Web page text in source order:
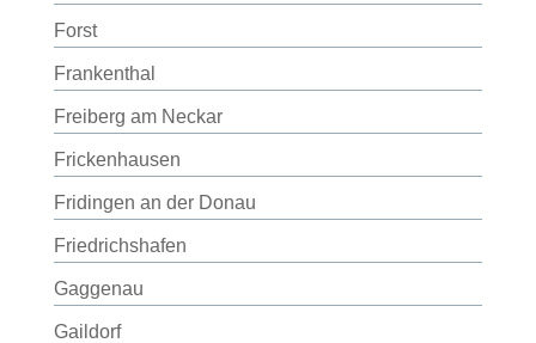
Forst
Frankenthal
Freiberg am Neckar
Frickenhausen
Fridingen an der Donau
Friedrichshafen
Gaggenau
Gaildorf